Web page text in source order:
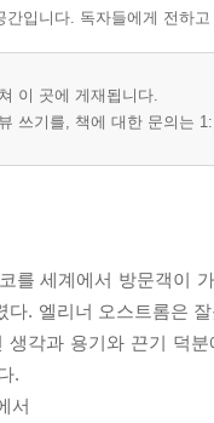
입니다. 독자들에게 전하
이 곳에 게재됩니다.
쓰기를, 책에 대한 문의는
를 세계에서 방문객이
다. 엘리너 오스트롬은
생각과 용기와 끈기 덕
.
서